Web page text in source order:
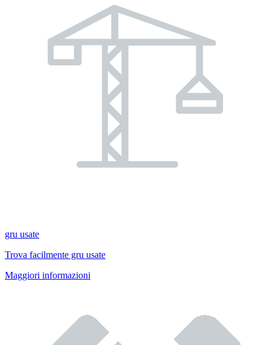
gru usate
Trova facilmente gru usate
Maggiori informazioni